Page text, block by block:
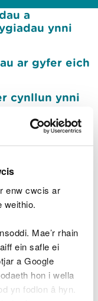
enw cwcis ar
weithio.
Mae’r rhain
ein safle ei
a Google
hon i wella
yn fodlon â hyn.
a
ynni
ar gyfer eich
cynllun ynni
a
ynni
cynllun
cynllun ynni
coredau